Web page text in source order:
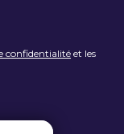
confidentialité et les